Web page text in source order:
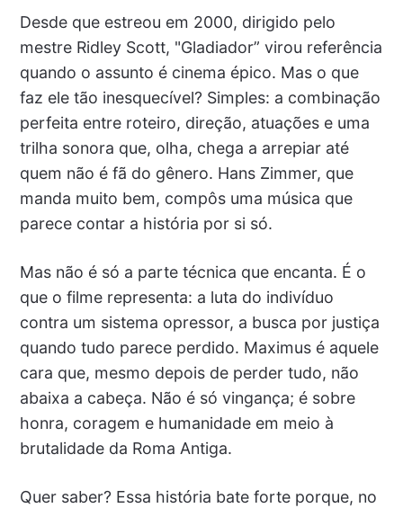
Desde que estreou em 2000, dirigido pelo
mestre Ridley Scott, "Gladiador” virou referência
quando o assunto é cinema épico. Mas o que
faz ele tão inesquecível? Simples: a combinação
perfeita entre roteiro, direção, atuações e uma
trilha sonora que, olha, chega a arrepiar até
quem não é fã do gênero. Hans Zimmer, que
manda muito bem, compôs uma música que
parece contar a história por si só.
Mas não é só a parte técnica que encanta. É o
que o filme representa: a luta do indivíduo
contra um sistema opressor, a busca por justiça
quando tudo parece perdido. Maximus é aquele
cara que, mesmo depois de perder tudo, não
abaixa a cabeça. Não é só vingança; é sobre
honra, coragem e humanidade em meio à
brutalidade da Roma Antiga.
Quer saber? Essa história bate forte porque, no